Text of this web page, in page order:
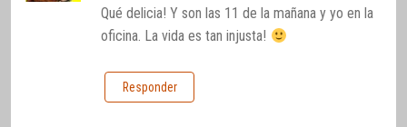
Qué delicia! Y son las 11 de la mañana y yo en la
oficina. La vida es tan injusta!
Responder